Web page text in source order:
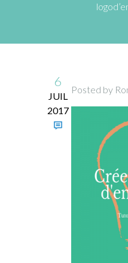
6
JUIL
2017
Posted by